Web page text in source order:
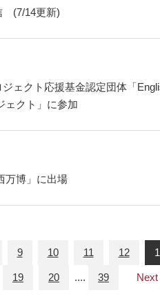
(7/14更新)
ェクト応援基金認定団体「
ェクト」に参加
万博」に出場
9 10 11 12
19 20 .... 39 Next